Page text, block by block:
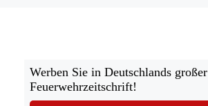
Werben Sie in Deutschlands großer
Feuerwehrzeitschrift!